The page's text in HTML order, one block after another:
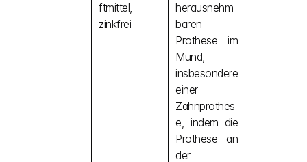
ftmittel,
zinkfrei
herausnehm
baren
Prothese im
Mund,
insbesondere
einer
Zahnprothes
e, indem die
Prothese an
der